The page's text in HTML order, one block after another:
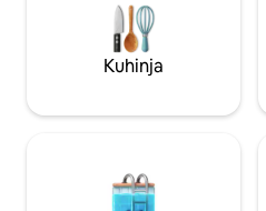
besplatan parking i Wi-Fi. Djeca
dobrodošla, dozvoljeni su samo
Najpopularniji smještaj na
Švicarskoj. Do većine istaknutih sadržajaKuhinja